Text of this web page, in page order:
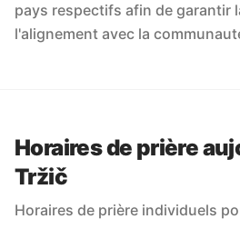
pays respectifs afin de garantir
l'alignement avec la
Horaires de prière
Tržič
Horaires de prière individuels